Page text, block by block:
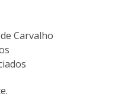
Carvalho